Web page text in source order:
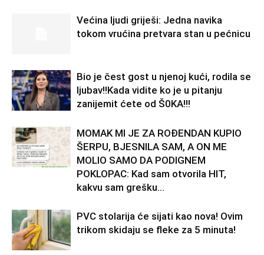
Većina ljudi griješi: Jedna navika
tokom vrućina pretvara stan u pećnicu
Bio je čest gost u njenoj kući, rodila se
ljubav!!Kada vidite ko je u pitanju
zanijemit ćete od Š0KA!!!
MOMAK MI JE ZA ROĐENDAN KUPIO
ŠERPU, BJESNILA SAM, A ON ME
MOLIO SAMO DA PODIGNEM
POKLOPAC: Kad sam otvorila HIT,
kakvu sam grešku...
PVC stolarija će sijati kao nova! Ovim
trikom skidaju se fleke za 5 minuta!